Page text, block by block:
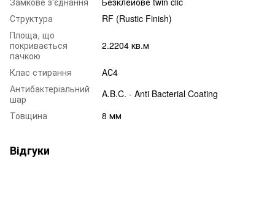
Структура
RF (Rustic Finish)
Площа, що
покривається
пачкою
2.2204 кв.м
Клас стирання
АС4
Антибактеріальний
шар
A.B.C. - Anti Bacterial Coating
Товщина
8 мм
Відгуки